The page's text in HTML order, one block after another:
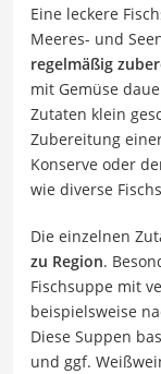
Eine leckere
Meeres- und
regelmäßig
mit Gemüse
Zutaten klein
Zubereitung
Konserve oder
wie diverse
Die einzelnen
zu Region.
Fischsuppe mit
beispielsweise
Diese Suppen
und ggf.